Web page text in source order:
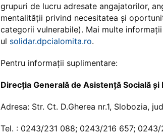
grupuri de lucru adresate angajatorilor,
mentalităţii privind necesitatea şi
categorii vulnerabile). Mai multe
ul solidar.dpcialomita.ro.
Pentru informaţii suplimentare:
Direcţia Generală de Asistenţă Socială
Adresa: Str. Ct. D.Gherea nr.1, Slobozia,
Tel. : 0243/231 088; 0243/216 657;